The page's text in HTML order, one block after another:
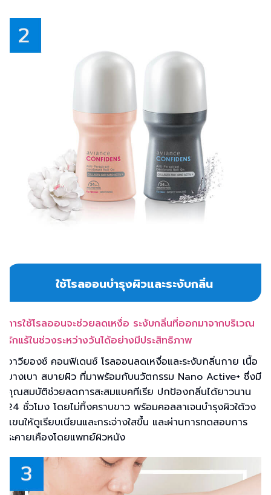
ใช้โรลออนบำรุงผิวและระงับกลิ่น
การใช้โรลออนจะช่วยลดเหงื่อ ระงับกลิ่นที่ออกมาจากบริเวณ
รักแร้ในช่วงระหว่างวันได้อย่างมีประสิทธิภาพ
อาวียองซ์ คอนฟิเดนซ์ โรลออนลดเหงื่อและระงับกลิ่นกาย เนื้อ
บางเบา สบายผิว ที่มาพร้อมกับนวัตกรรม Nano Active+ ซึ่งมี
คุณสมบัติช่วยลดการสะสมแบคทีเรีย ปกป้องกลิ่นได้ยาวนาน
24 ชั่วโมง โดยไม่ทิ้งคราบขาว พร้อมคอลลาเจนบำรุงผิวใต้วง
แขนให้ดูเรียบเนียนและกระจ่างใสขึ้น และผ่านการทดสอบการ
ระคายเคืองโดยแพทย์ผิวหนัง